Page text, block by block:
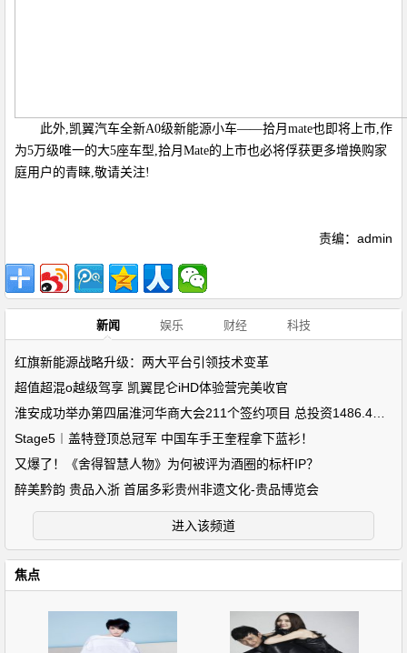
此外,凯翼汽车全新A0级新能源小车——拾月mate也即将上市,作
为5万级唯一的大5座车型,拾月Mate的上市也必将俘获更多增换购家
庭用户的青睐,敬请关注!
责编：admin
新闻 娱乐 财经 科技
红旗新能源战略升级：两大平台引领技术变革
超值超混o越级驾享 凯翼昆仑iHD体验营完美收官
Stage5︱盖特登顶总冠军 中国车手王奎程拿下蓝衫！
又爆了！《舍得智慧人物》为何被评为酒圈的标杆IP？
醉美黔韵 贵品入浙 首届多彩贵州非遗文化-贵品博览会
进入该频道
焦点